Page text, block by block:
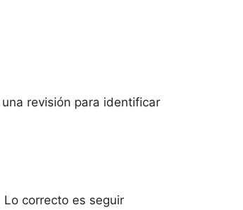
revisión para identificar
correcto es seguir